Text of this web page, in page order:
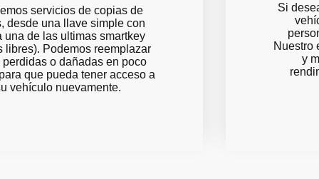
servicios de copias de
desde una llave simple con
una de las ultimas smartkey
libres). Podemos reemplazar
perdidas o dañadas en poco
que pueda tener acceso a
vehículo nuevamente.
Si
Nuestro
y